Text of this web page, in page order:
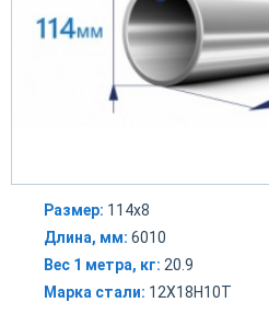
Размер: 114х8
Длина, мм: 6010
Вес 1 метра, кг: 20.9
Марка стали: 12Х18Н10Т